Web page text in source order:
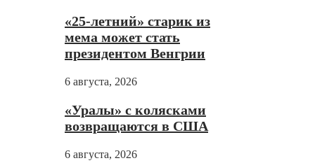
«25-летний» старик из
мема может стать
президентом Венгрии
6 августа, 2026
«Уралы» с колясками
возвращаются в США
6 августа, 2026